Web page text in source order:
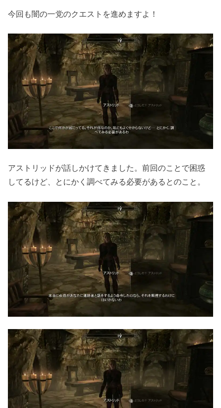
今回も闇の一党のクエストを進めますよ！
アストリッドが話しかけてきました。前回のことで困惑
してるけど、とにかく調べてみる必要があるとのこと。